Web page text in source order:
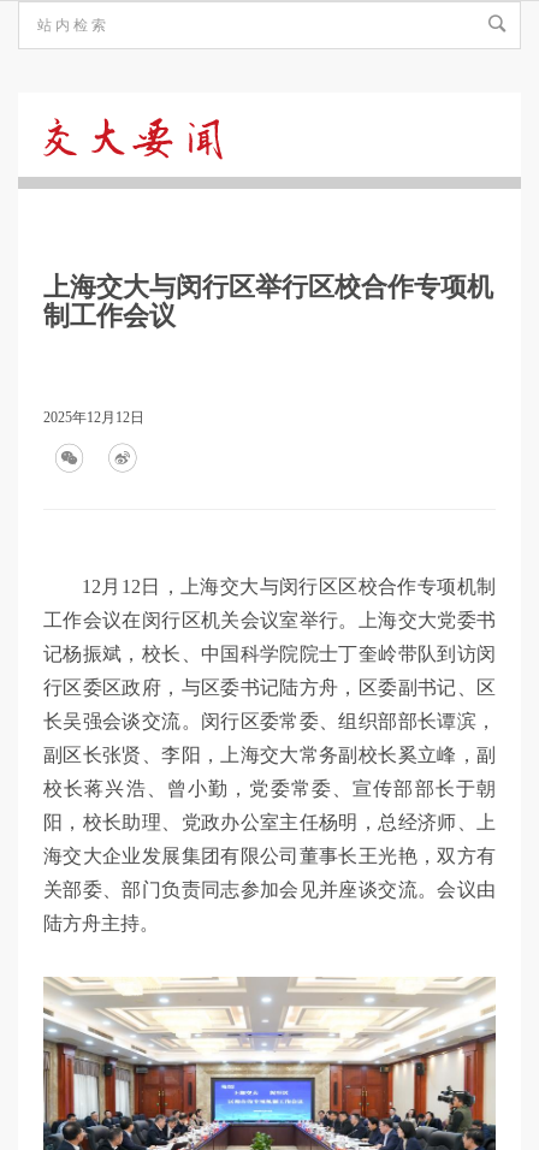
要
上海交大与闵行区举行区校合作专项机
制工作会议
2025年12月12日
12月12日，
上海交大与闵行区区校合作专项机制
工作会议在闵行区机关会议室举行。
上海交大党委书
记杨振斌，校长、中国科学院院士丁奎岭带队到访闵
行区委区政府，与区委书记陆方舟，区委副书记、区
长吴强会谈交流。闵行区委常委、组织部部长谭滨，
副区长张贤、李阳，上海交大常务副校长奚立峰，副
校长蒋兴浩、曾小勤，党委常委、宣传部部长于朝
阳，校长助理、党政办公室主任杨明，总经济师、上
海交大企业发展集团有限公司董事长王光艳，双方有
关部委、部门负责同志参加会见并座谈交流。会议由
陆方舟主持。